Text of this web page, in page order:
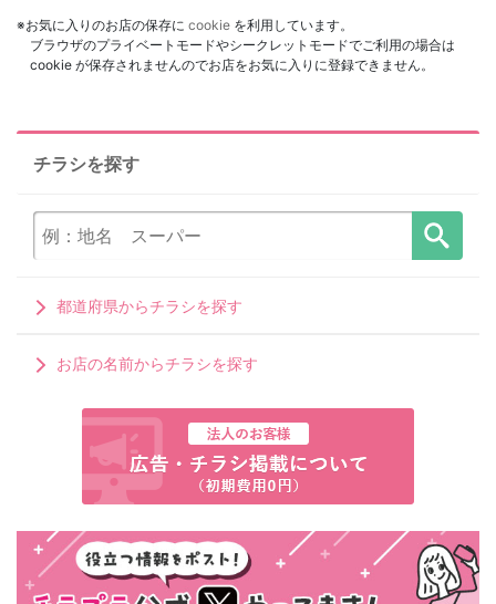
※お気に入りのお店の保存に cookie を利用しています。
ブラウザのプライベートモードやシークレットモードでご利用の場合は
cookie が保存されませんのでお店をお気に入りに登録できません。
チラシを探す
都道府県からチラシを探す
お店の名前からチラシを探す